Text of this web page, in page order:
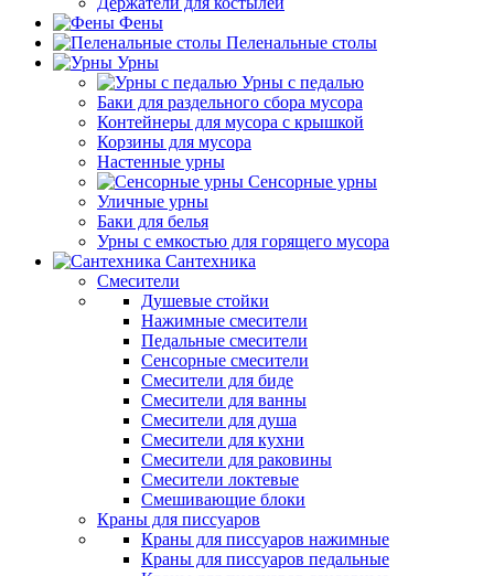
Фены
Пеленальные столы
Урны
Урны с педалью
Баки для раздельного сбора мусора
Контейнеры для мусора с крышкой
Корзины для мусора
Настенные урны
Сенсорные урны
Уличные урны
Баки для белья
Урны с емкостью для горящего мусора
Сантехника
Смесители
Душевые стойки
Нажимные смесители
Педальные смесители
Сенсорные смесители
Смесители для биде
Смесители для ванны
Смесители для душа
Смесители для кухни
Смесители для раковины
Смесители локтевые
Смешивающие блоки
Краны для писсуаров
Краны для писсуаров нажимные
Краны для писсуаров педальные